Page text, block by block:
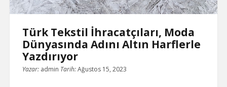
Türk Tekstil İhracatçıları, Moda
Dünyasında Adını Altın Harflerle
Yazdırıyor
Yazar: admin Tarih:Ağustos 15, 2023